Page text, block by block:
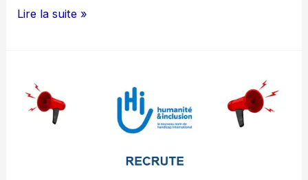
GIM
CONTROLEUR
DE
Lire la suite »